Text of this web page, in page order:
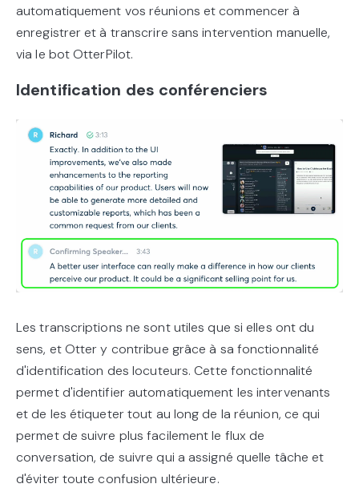
automatiquement vos réunions et commencer à
enregistrer et à transcrire sans intervention manuelle,
via le bot OtterPilot.
Identification des conférenciers
Les transcriptions ne sont utiles que si elles ont du
sens, et Otter y contribue grâce à sa fonctionnalité
d'identification des locuteurs. Cette fonctionnalité
permet d'identifier automatiquement les intervenants
et de les étiqueter tout au long de la réunion, ce qui
permet de suivre plus facilement le flux de
conversation, de suivre qui a assigné quelle tâche et
d'éviter toute confusion ultérieure.